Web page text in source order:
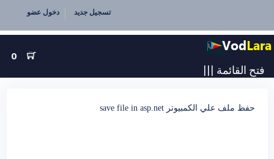
تسجيل جديد دخول عضو
0
فتح القائمة |||
حفظ ملف علي الكمبيوتر save file in asp.net